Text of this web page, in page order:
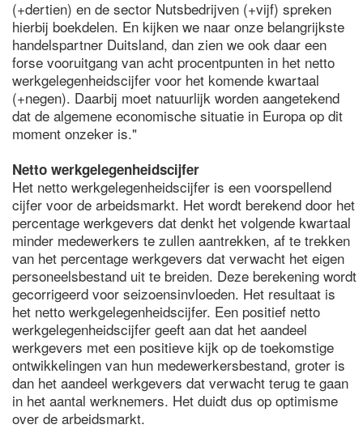
(+dertien) en de sector Nutsbedrijven (+vijf) spreken
hierbij boekdelen. En kijken we naar onze belangrijkste
handelspartner Duitsland, dan zien we ook daar een
forse vooruitgang van acht procentpunten in het netto
werkgelegenheidscijfer voor het komende kwartaal
(+negen). Daarbij moet natuurlijk worden aangetekend
dat de algemene economische situatie in Europa op dit
moment onzeker is."
Netto werkgelegenheidscijfer
Het netto werkgelegenheidscijfer is een voorspellend
cijfer voor de arbeidsmarkt. Het wordt berekend door het
percentage werkgevers dat denkt het volgende kwartaal
minder medewerkers te zullen aantrekken, af te trekken
van het percentage werkgevers dat verwacht het eigen
personeelsbestand uit te breiden. Deze berekening wordt
gecorrigeerd voor seizoensinvloeden. Het resultaat is
het netto werkgelegenheidscijfer. Een positief netto
werkgelegenheidscijfer geeft aan dat het aandeel
werkgevers met een positieve kijk op de toekomstige
ontwikkelingen van hun medewerkersbestand, groter is
dan het aandeel werkgevers dat verwacht terug te gaan
in het aantal werknemers. Het duidt dus op optimisme
over de arbeidsmarkt.